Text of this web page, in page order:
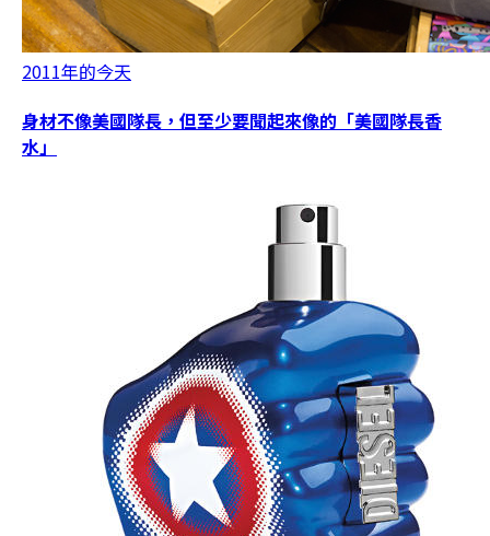
2011年的今天
身材不像美國隊長，但至少要聞起來像的「美國隊長香
水」